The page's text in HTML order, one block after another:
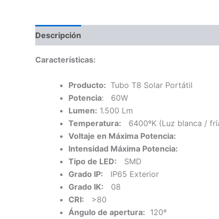
Descripción
Características:
Producto: Tubo T8 Solar Portátil
Potencia: 60W
Lumen: 1.500 Lm
Temperatura: 6400ºK (Luz blanca /
Voltaje en Máxima Potencia:
Intensidad Máxima Potencia:
Tipo de LED: SMD
Grado IP: IP65 Exterior
Grado IK: 08
CRI: >80
Ángulo de apertura: 120º